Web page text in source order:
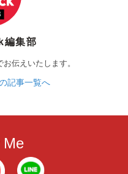
集部
伝えいたします。
記事一覧へ
Me